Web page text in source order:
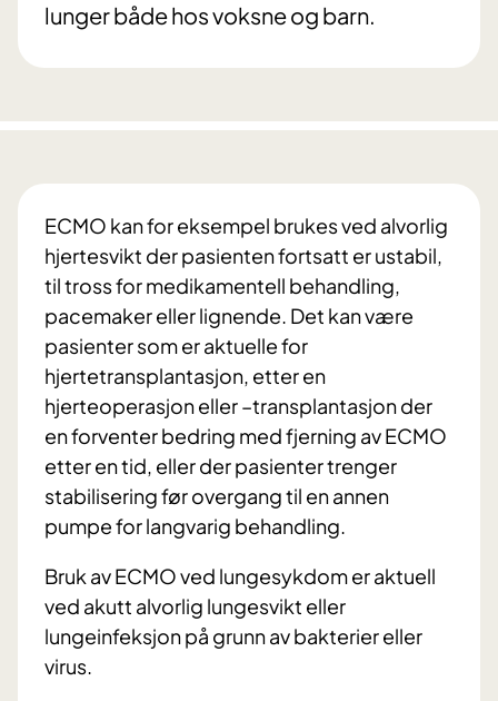
lunger både hos voksne og barn.
ECMO kan for eksempel brukes ved alvorlig
hjertesvikt der pasienten fortsatt er ustabil,
til tross for medikamentell behandling,
pacemaker eller lignende. Det kan være
pasienter som er aktuelle for
hjertetransplantasjon, etter en
hjerteoperasjon eller –transplantasjon der
en forventer bedring med fjerning av ECMO
etter en tid, eller der pasienter trenger
stabilisering før overgang til en annen
pumpe for langvarig behandling.
Bruk av ECMO ved lungesykdom er aktuell
ved akutt alvorlig lungesvikt eller
lungeinfeksjon på grunn av bakterier eller
virus.